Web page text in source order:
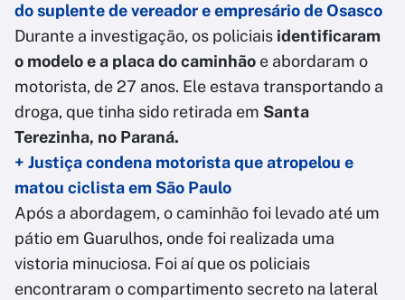
do suplente de vereador e empresário de Osasco
Durante a investigação, os policiais identificaram
o modelo e a placa do caminhão e abordaram o
motorista, de 27 anos. Ele estava transportando a
droga, que tinha sido retirada em Santa
Terezinha, no Paraná.
+ Justiça condena motorista que atropelou e
matou ciclista em São Paulo
Após a abordagem, o caminhão foi levado até um
pátio em Guarulhos, onde foi realizada uma
vistoria minuciosa. Foi aí que os policiais
encontraram o compartimento secreto na lateral